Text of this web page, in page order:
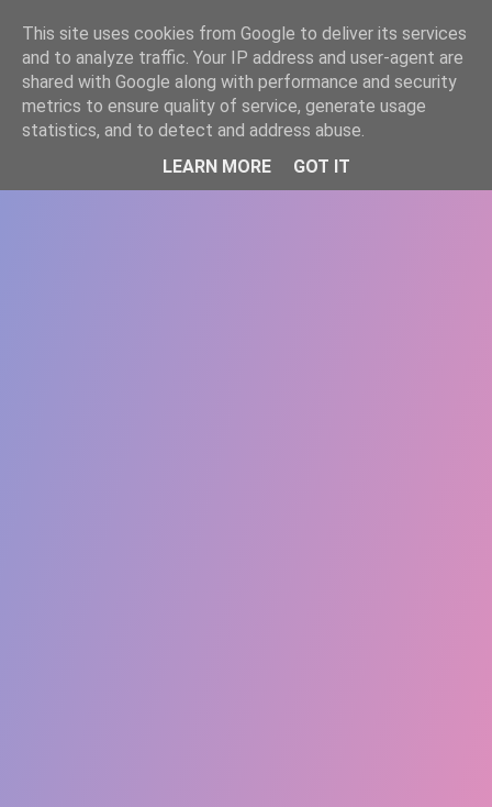
WWW.GAZISTI.RO
This site uses cookies from Google to deliver its services
and to analyze traffic. Your IP address and user-agent are
shared with Google along with performance and security
metrics to ensure quality of service, generate usage
statistics, and to detect and address abuse.
LEARN MORE
GOT IT